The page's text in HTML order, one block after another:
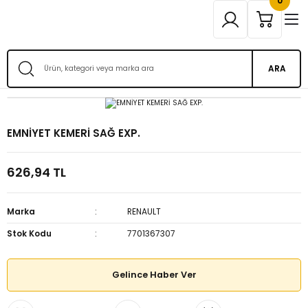
ARA
EMNİYET KEMERİ SAĞ EXP.
626,94 TL
Marka
RENAULT
Stok Kodu
7701367307
Gelince Haber Ver